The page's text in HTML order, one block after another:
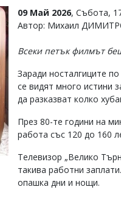
09 Май 2026, Събота,
Автор: Михаил
Всеки петък филмът
Заради носталгиците
се видят много истини
да разказват колко
През 80-те години на
работа със 120 до 160
Телевизор „Велико
такива работни
опашка дни и нощи.